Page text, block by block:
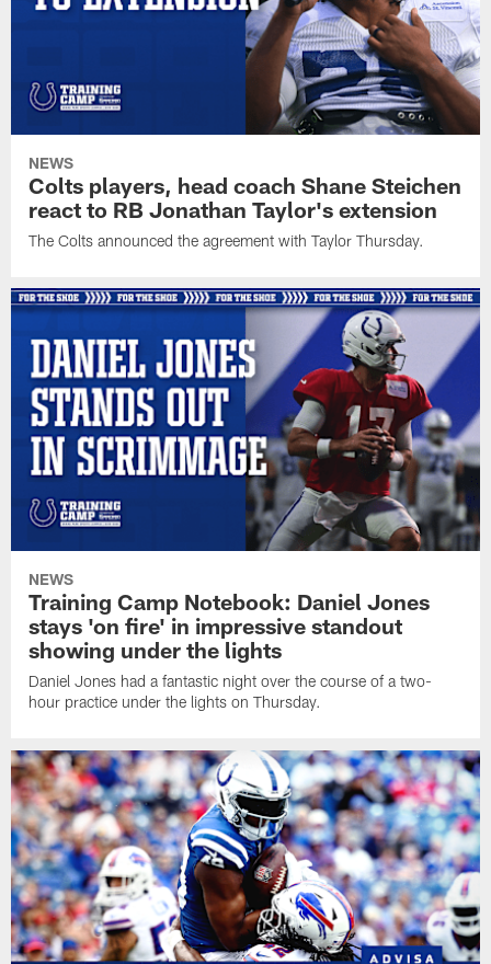
NEWS
Colts players, head coach Shane Steichen
react to RB Jonathan Taylor's extension
The Colts announced the agreement with Taylor Thursday.
NEWS
Training Camp Notebook: Daniel Jones
stays 'on fire' in impressive standout
showing under the lights
Daniel Jones had a fantastic night over the course of a two-
hour practice under the lights on Thursday.